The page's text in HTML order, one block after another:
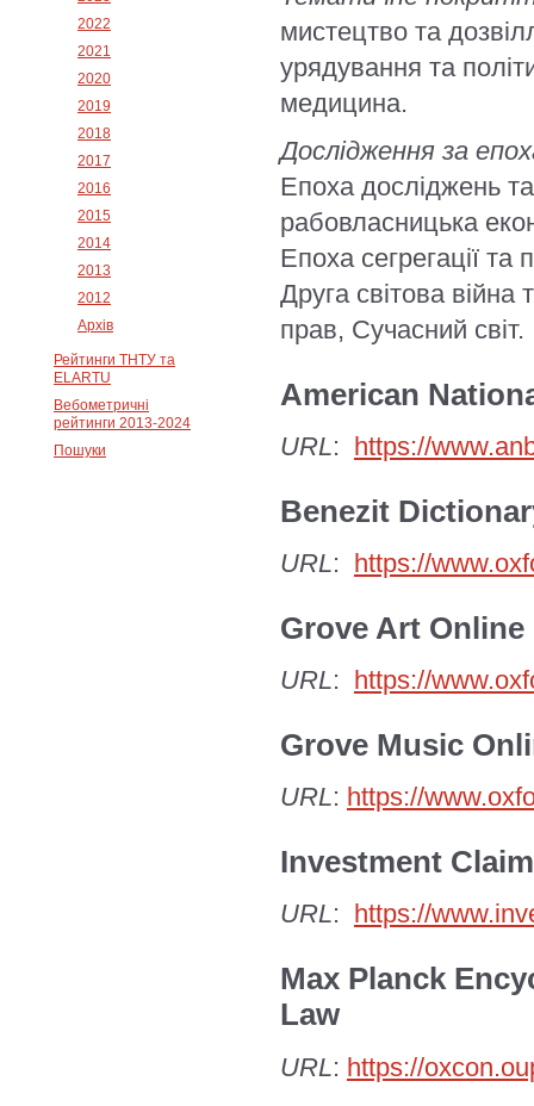
2022
2021
2020
2019
2018
2017
2016
2015
2014
2013
2012
Архів
Рейтинги ТНТУ та
ELARTU
Вебометричні
рейтинги 2013-2024
Пошуки
мистецтво та
урядування та
медицина.
Дослідження за
Епоха досліджень
рабовласницька
Епоха сегрегації
Друга світова
прав, Сучасний світ.
American
URL: https://
Benezit
URL: https://
Grove Art Online
URL: https://
Grove Music
URL: https://
Investment
URL: https://
Max Planck
Law
URL: https://